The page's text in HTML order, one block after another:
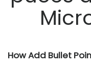
How Add Bullet